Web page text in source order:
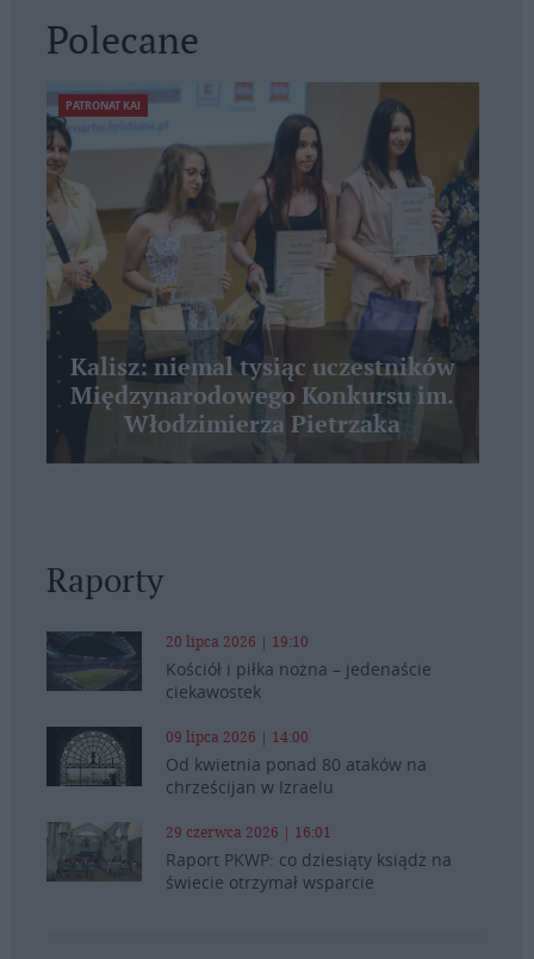
Polecane
PATRONAT KAI
Kalisz: niemal tysiąc uczestników
Międzynarodowego Konkursu im.
Włodzimierza Pietrzaka
Raporty
20 lipca 2026 | 19:10
Kościół i piłka nożna – jedenaście
ciekawostek
09 lipca 2026 | 14:00
Od kwietnia ponad 80 ataków na
chrześcijan w Izraelu
29 czerwca 2026 | 16:01
Raport PKWP: co dziesiąty ksiądz na
świecie otrzymał wsparcie